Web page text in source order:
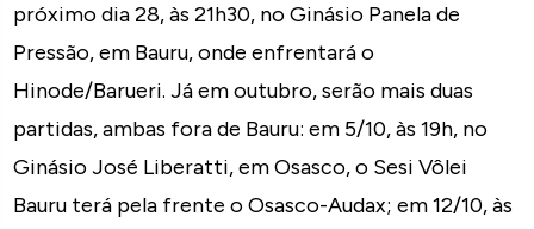
próximo dia 28, às 21h30, no Ginásio Panela de
Pressão, em Bauru, onde enfrentará o
Hinode/Barueri. Já em outubro, serão mais duas
partidas, ambas fora de Bauru: em 5/10, às 19h, no
Ginásio José Liberatti, em Osasco, o Sesi Vôlei
Bauru terá pela frente o Osasco-Audax; em 12/10, às